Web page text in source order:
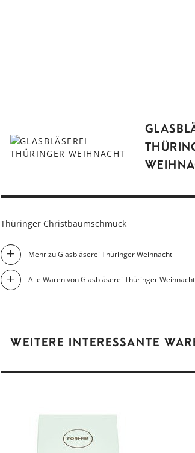
Thüringer Christbaumschmuck
Mehr zu Glasbläserei Thüringer Weihnacht
Alle Waren von Glasbläserei Thüringer Weihnacht
WEITERE INTERESSANTE